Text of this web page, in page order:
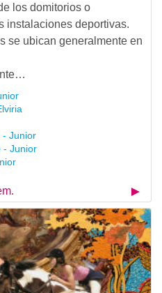
los domitorios o
instalaciones deportivas.
se ubican generalmente en
- Junior
- Junior